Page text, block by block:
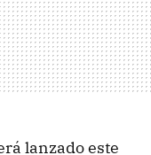
lanzado este